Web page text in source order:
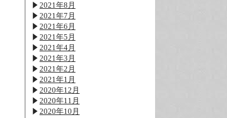
2021年8月
2021年7月
2021年6月
2021年5月
2021年4月
2021年3月
2021年2月
2021年1月
2020年12月
2020年11月
2020年10月